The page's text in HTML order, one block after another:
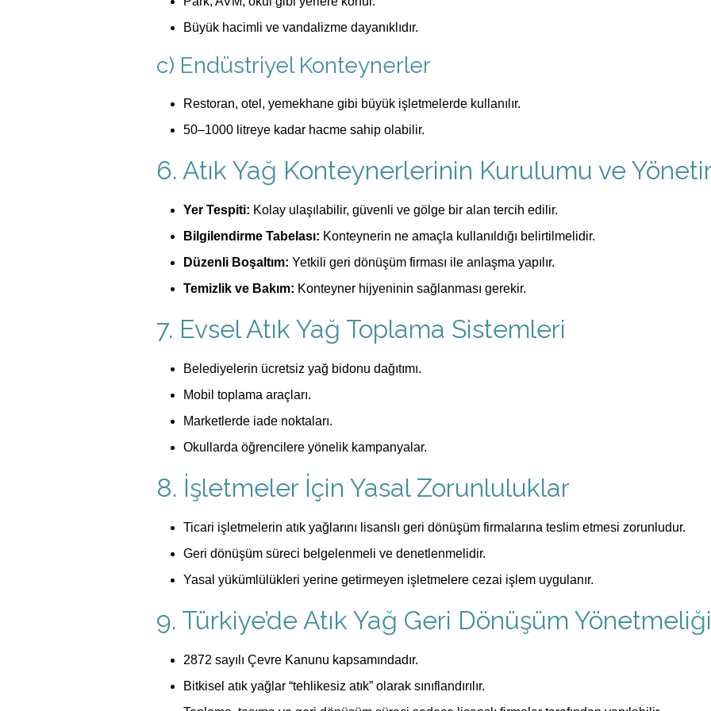
Büyük hacimli ve vandalizme dayanıklıdır.
c) Endüstriyel Konteynerler
Restoran, otel, yemekhane gibi büyük işletmelerde kullanılır.
50–1000 litreye kadar hacme sahip olabilir.
6. Atık Yağ Konteynerlerinin Kurulumu ve
Yer Tespiti: Kolay ulaşılabilir, güvenli ve gölge bir alan tercih edilir.
Bilgilendirme Tabelası: Konteynerin ne amaçla kullanıldığı belirtilmelidir.
Düzenli Boşaltım: Yetkili geri dönüşüm firması ile anlaşma yapılır.
Temizlik ve Bakım: Konteyner hijyeninin sağlanması gerekir.
7. Evsel Atık Yağ Toplama Sistemleri
Belediyelerin ücretsiz yağ bidonu dağıtımı.
Mobil toplama araçları.
Marketlerde iade noktaları.
Okullarda öğrencilere yönelik kampanyalar.
8. İşletmeler İçin Yasal Zorunluluklar
Ticari işletmelerin atık yağlarını lisanslı geri dönüşüm firmalarına teslim etmesi zorunludur.
Geri dönüşüm süreci belgelenmeli ve denetlenmelidir.
Yasal yükümlülükleri yerine getirmeyen işletmelere cezai işlem uygulanır.
9. Türkiye’de Atık Yağ Geri Dönüşüm Yönetmeliği
2872 sayılı Çevre Kanunu kapsamındadır.
Bitkisel atık yağlar “tehlikesiz atık” olarak sınıflandırılır.